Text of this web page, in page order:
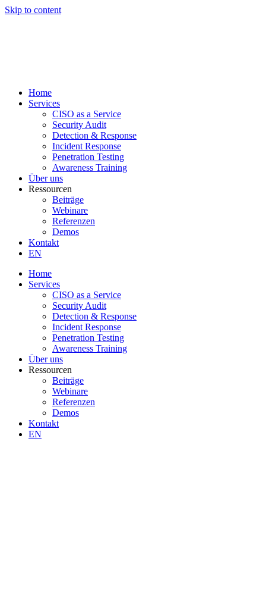
Skip to content
Home
Services
CISO as a Service
Security Audit
Detection & Response
Incident Response
Penetration Testing
Awareness Training
Über uns
Ressourcen
Beiträge
Webinare
Referenzen
Demos
Kontakt
EN
Home
Services
CISO as a Service
Security Audit
Detection & Response
Incident Response
Penetration Testing
Awareness Training
Über uns
Ressourcen
Beiträge
Webinare
Referenzen
Demos
Kontakt
EN